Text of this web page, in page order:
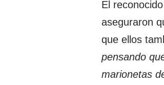
El
aseguraron
que ellos
pensando
marionetas